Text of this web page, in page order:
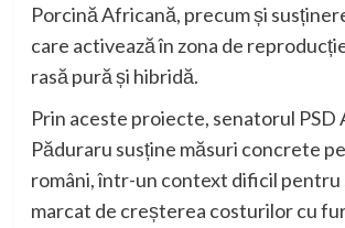
Porcină Africană, precum și
care activează în zona de
rasă pură și hibridă.
Prin aceste proiecte, senatorul PSD
Păduraru susține măsuri concrete
români, într-un context dificil pentru
marcat de creșterea costurilor cu